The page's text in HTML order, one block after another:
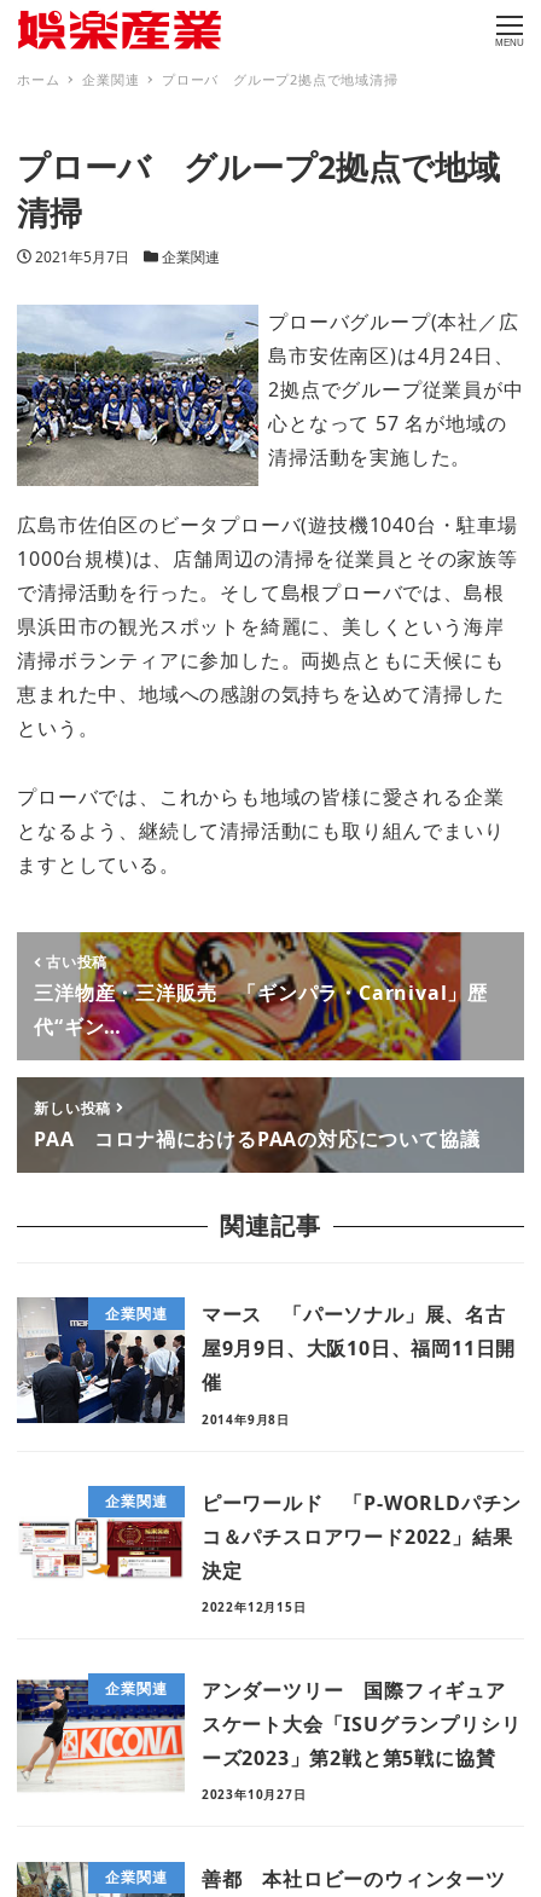
MENU
ホーム 企業関連 プローバ グループ2拠点で地域清掃
プローバ グループ2拠点で地域
清掃
投稿日
2021年5月7日 カテゴリー
企業関連
プローバグループ(本社／広
島市安佐南区)は4月24日、
2拠点でグループ従業員が中
心となって 57 名が地域の
清掃活動を実施した。
広島市佐伯区のビータプローバ(遊技機1040台・駐車場
1000台規模)は、店舗周辺の清掃を従業員とその家族等
で清掃活動を行った。そして島根プローバでは、島根
県浜田市の観光スポットを綺麗に、美しくという海岸
清掃ボランティアに参加した。両拠点ともに天候にも
恵まれた中、地域への感謝の気持ちを込めて清掃した
という。
プローバでは、これからも地域の皆様に愛される企業
となるよう、継続して清掃活動にも取り組んでまいり
ますとしている。
古い投稿
三洋物産・三洋販売 「ギンパラ・Carnival」歴
代“ギン…
新しい投稿
PAA コロナ禍におけるPAAの対応について協議
関連記事
企業関連
マース 「パーソナル」展、名古
屋9月9日、大阪10日、福岡11日開
催
2014年9月8日
企業関連
ピーワールド 「P-WORLDパチン
コ＆パチスロアワード2022」結果
決定
2022年12月15日
企業関連
アンダーツリー 国際フィギュア
スケート大会「ISUグランプリシリ
ーズ2023」第2戦と第5戦に協賛
2023年10月27日
企業関連
善都 本社ロビーのウィンターツ